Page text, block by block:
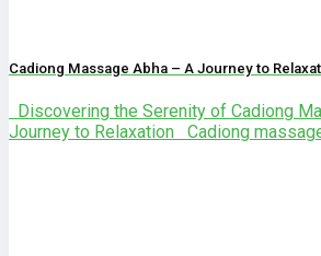
Cadiong Massage Abha – A Journey to
Discovering the Serenity of Cadiong
Journey to Relaxation Cadiong